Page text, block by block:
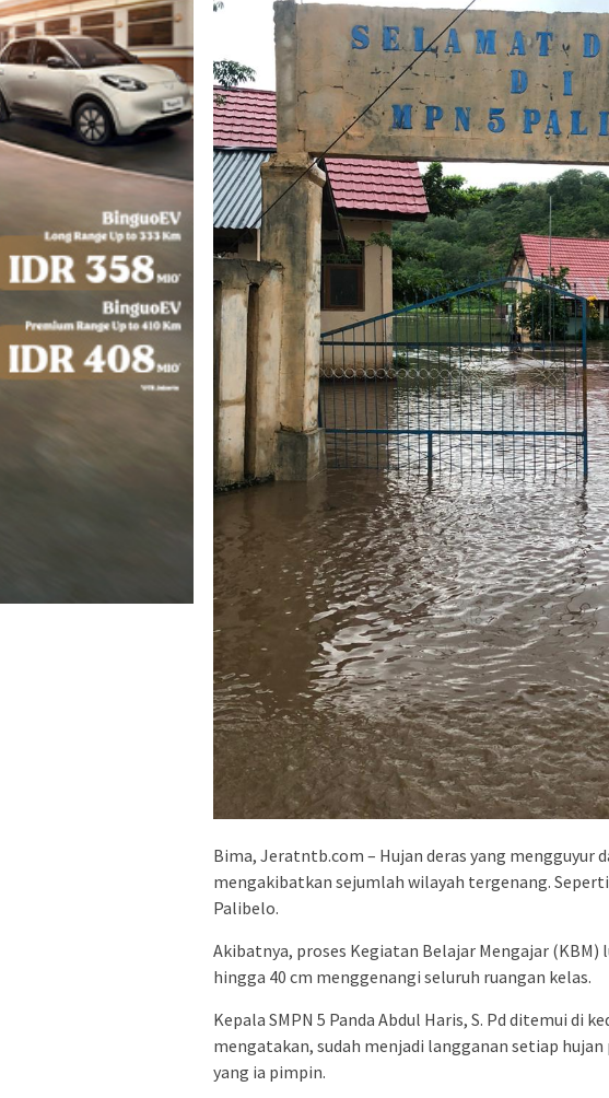
Bima, Jeratntb.com – Hujan deras yang mengguyur
mengakibatkan sejumlah wilayah tergenang.
Palibelo.
Akibatnya, proses Kegiatan Belajar Mengajar
hingga 40 cm menggenangi seluruh ruangan kelas.
Kepala SMPN 5 Panda Abdul Haris, S. Pd ditemui di
mengatakan, sudah menjadi langganan setiap
yang ia pimpin.